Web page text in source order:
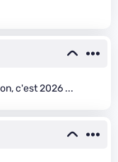
c'est 2026 ...